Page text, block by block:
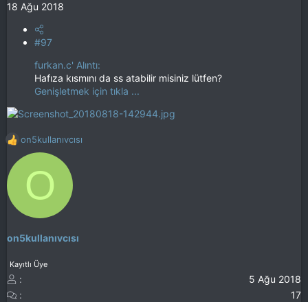
18 Ağu 2018
#97
furkan.c' Alıntı:
Hafıza kısmını da ss atabilir misiniz lütfen?
Genişletmek için tıkla ...
T
p
k
i
:
on5kullanıvcısı
O
on5kullanıvcısı
Kayıtlı Üye
5 Ağu 2018
17